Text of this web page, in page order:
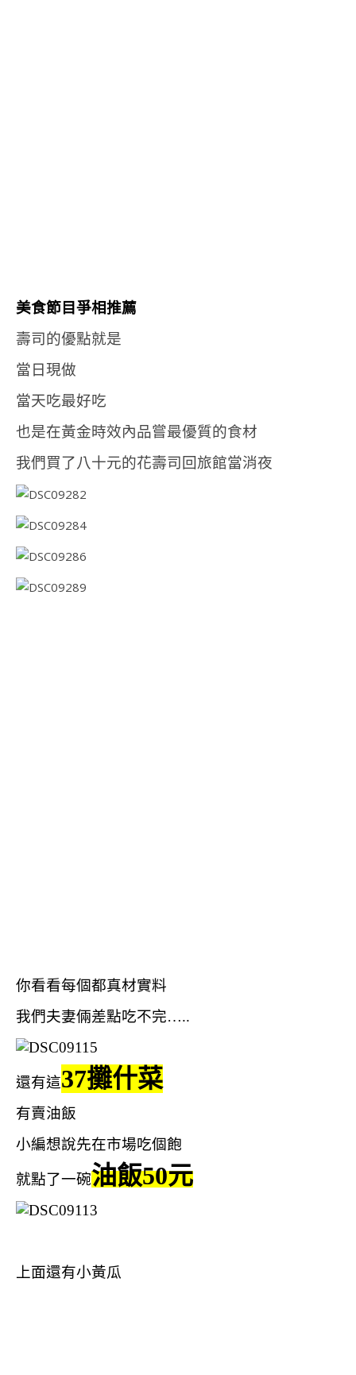
美食節目爭相推薦
壽司的優點就是
當日現做
當天吃最好吃
也是在黃金時效內品嘗最優質的食材
我們買了八十元的花壽司回旅館當消夜
你看看每個都真材實料
我們夫妻倆差點吃不完…..
還有這37攤什菜
有賣油飯
小編想說先在市場吃個飽
就點了一碗油飯50元
上面還有小黃瓜